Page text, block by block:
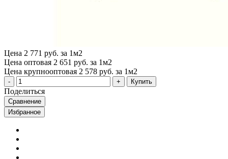
Цена 2 771 руб. за 1м2
Цена оптовая 2 651 руб. за 1м2
Цена крупнооптовая 2 578 руб. за 1м2
Купить
Поделиться
Сравнение
Избранное